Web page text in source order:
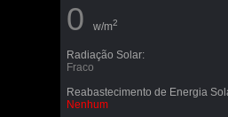
0 w/m2
Radiação Solar:
Fraco
Reabastecimento de Energia
Nenhum